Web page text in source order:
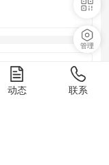
管理
动态 联系